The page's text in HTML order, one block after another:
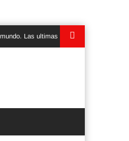
Las ultimas novedades, lanzamientos y